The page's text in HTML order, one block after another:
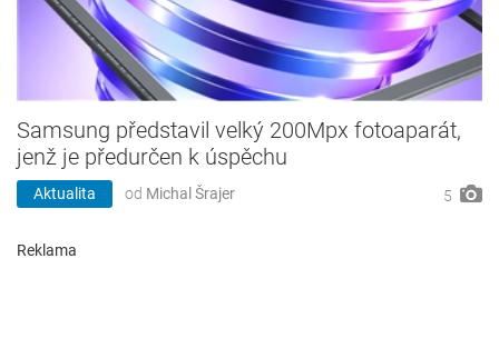
Samsung představil velký 200Mpx fotoaparát,
jenž je předurčen k úspěchu
Aktualita od Michal Šrajer 5
Reklama